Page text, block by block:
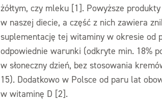
żółtym, czy mleku [1]. Powyższe
w naszej diecie, a część z nich zawiera
suplementację tej witaminy w okresie od
odpowiednie warunki (odkryte min. 18%
w słoneczny dzień, bez stosowania
15). Dodatkowo w Polsce od paru lat
w witaminę D [2].